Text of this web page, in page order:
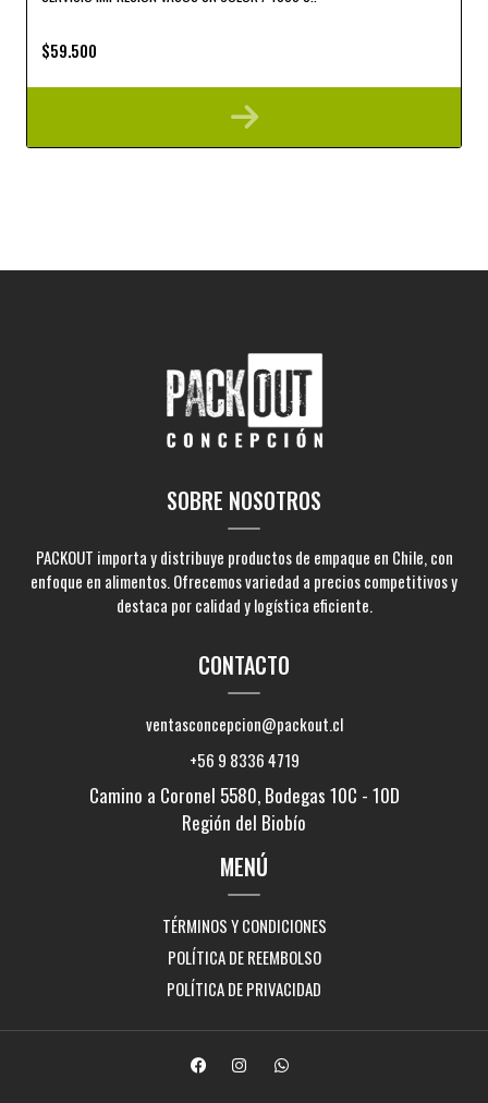
$59.500
SOBRE NOSOTROS
PACKOUT importa y distribuye productos de empaque en Chile, con
enfoque en alimentos. Ofrecemos variedad a precios competitivos y
destaca por calidad y logística eficiente.
CONTACTO
ventasconcepcion@packout.cl
+56 9 8336 4719
Camino a Coronel 5580, Bodegas 10C - 10D
Región del Biobío
MENÚ
TÉRMINOS Y CONDICIONES
POLÍTICA DE REEMBOLSO
POLÍTICA DE PRIVACIDAD